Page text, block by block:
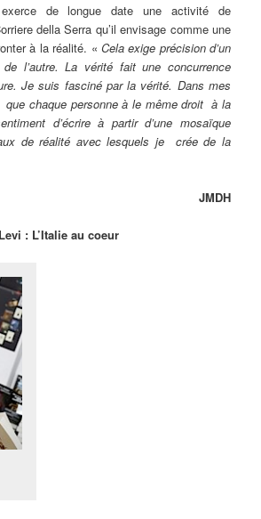
de longue date une activité de
della Serra qu’il envisage comme une
à la réalité. « Cela exige précision d’un
l’autre. La vérité fait une concurrence
Je suis fasciné par la vérité. Dans mes
chaque personne à le même droit à la
d’écrire à partir d’une mosaïque
de réalité avec lesquels je crée de la
JMDH
: L’Italie au coeur